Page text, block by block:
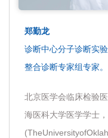
郑勤龙
诊断中心分子诊断实验
整合诊断专家组专家。
北京医学会临床检验
海医科大学医学学士